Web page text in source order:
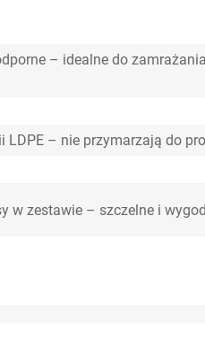
– idealne do
LDPE – nie przymarzają do
w zestawie – szczelne i